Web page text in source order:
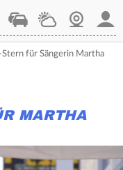
VerkehrWetterWebcam
für Sängerin Martha
MARTHA